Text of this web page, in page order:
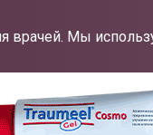
врачей. Мы